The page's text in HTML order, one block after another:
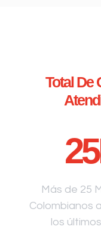
Total De
25
Más de 25
Colombianos
los